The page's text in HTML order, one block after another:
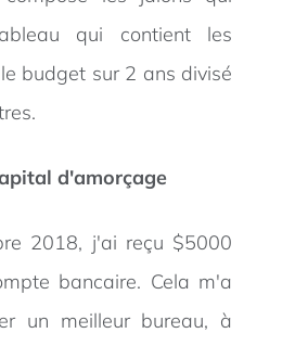
qui contient les
budget sur 2 ans divisé
d'amorçage
2018, j'ai reçu $5000
bancaire. Cela m'a
un meilleur bureau, à